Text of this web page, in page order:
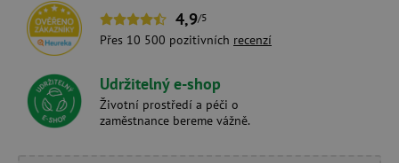
4,9/5
Přes 10 500 pozitivních recenzí
Udržitelný e-shop
Životní prostředí a péči o
zaměstnance bereme vážně.